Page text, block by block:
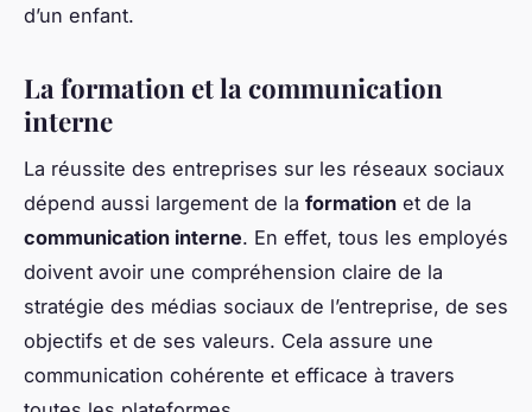
d’un enfant.
La formation et la communication
interne
La réussite des entreprises sur les réseaux sociaux
dépend aussi largement de la formation et de la
communication interne. En effet, tous les employés
doivent avoir une compréhension claire de la
stratégie des médias sociaux de l’entreprise, de ses
objectifs et de ses valeurs. Cela assure une
communication cohérente et efficace à travers